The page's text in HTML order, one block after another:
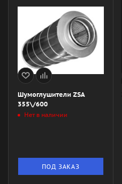
Шумоглушители ZSA
355\/600
Нет в наличии
ПОД ЗАКАЗ